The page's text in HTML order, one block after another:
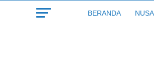
BERANDA